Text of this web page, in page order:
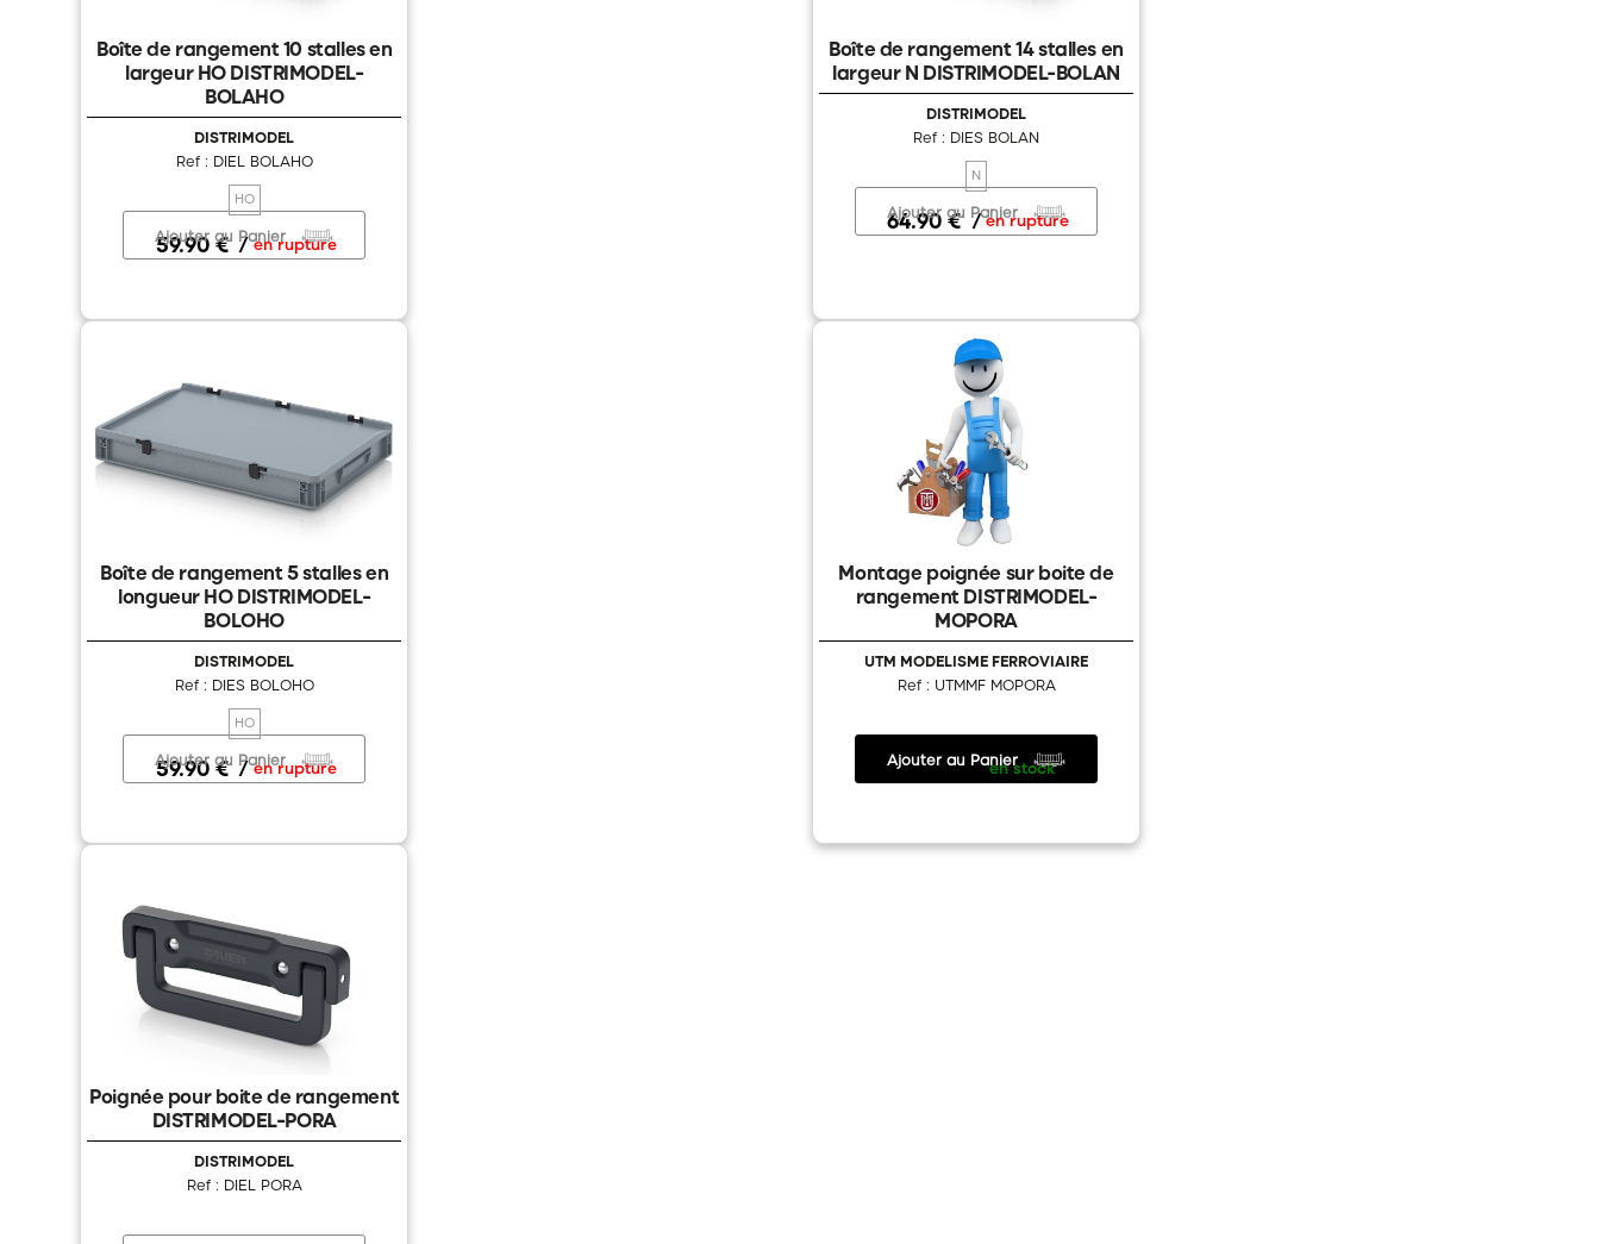
Boîte de rangement 10 stalles en
largeur HO DISTRIMODEL-
BOLAHO
DISTRIMODEL
Ref : DIEL BOLAHO
HO
59.90 € /en rupture
Ajouter au Panier
Boîte de rangement 14 stalles en
largeur N DISTRIMODEL-BOLAN
DISTRIMODEL
Ref : DIES BOLAN
N
64.90 € /en rupture
Ajouter au Panier
Boîte de rangement 5 stalles en
longueur HO DISTRIMODEL-
BOLOHO
DISTRIMODEL
Ref : DIES BOLOHO
HO
59.90 € /en rupture
Ajouter au Panier
Montage poignée sur boite de
rangement DISTRIMODEL-
MOPORA
UTM MODELISME FERROVIAIRE
Ref : UTMMF MOPORA
6.00 € /en stock
Ajouter au Panier
Poignée pour boite de rangement
DISTRIMODEL-PORA
DISTRIMODEL
Ref : DIEL PORA